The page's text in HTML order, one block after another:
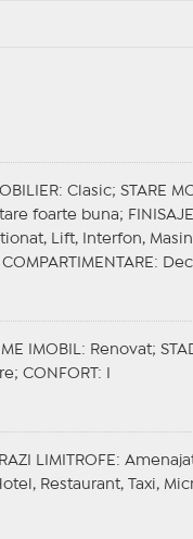
: Clasic; STARE
foarte buna; FINISAJE
Lift, Interfon,
COMPARTIMENTARE :
IMOBIL : Renovat;
CONFORT : I
LIMITROFE :
Restaurant, Taxi,